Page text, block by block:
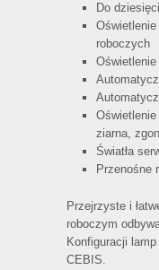
Do
Oświetlenie
roboczych
ziarna,
Światła
Przenośne
Przejrzyste i
roboczym
Konfiguracji
CEBIS.